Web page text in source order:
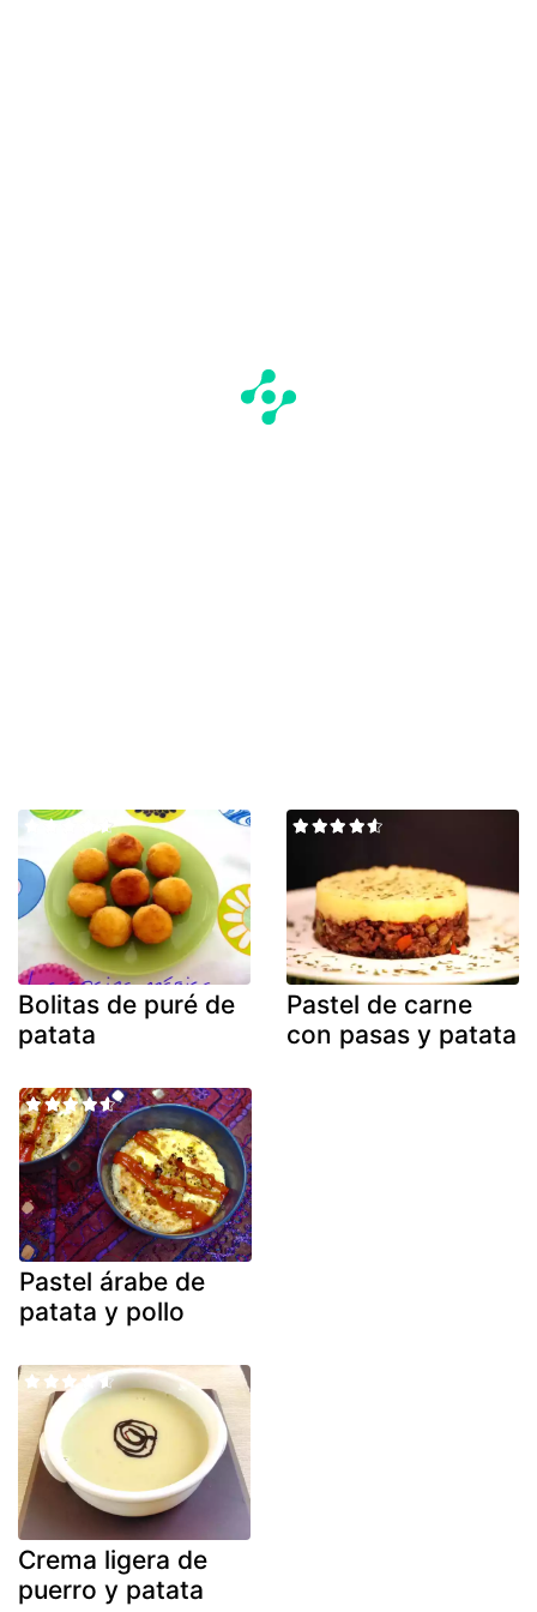
Bolitas de puré de
patata
Pastel de carne
con pasas y patata
Pastel árabe de
patata y pollo
Crema ligera de
puerro y patata